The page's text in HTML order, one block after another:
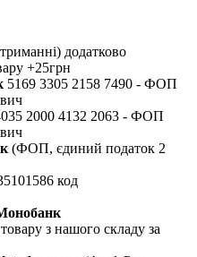
додатково
+25грн
5169 3305 2158 7490 - ФОП
2000 4132 2063 - ФОП
(ФОП, єдиний податок 2
код
з нашого складу за